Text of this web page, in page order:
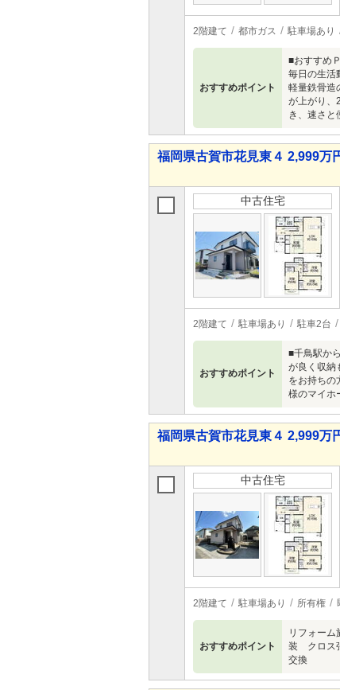
2階建て 都市ガス 駐車場あり
おすすめポイント
■おすすめ
毎日の生活
軽量鉄骨造
が上がり、
き、速さ
福岡県古賀市花見東４ 2,999万
中古住宅
2階建て 駐車場あり 駐車2台
おすすめポイント
■千鳥駅か
が良く収納
をお持ちの
様のマイホ
福岡県古賀市花見東４ 2,999万
中古住宅
2階建て 駐車場あり 所有権
おすすめポイント
リフォー
装 クロス
交換